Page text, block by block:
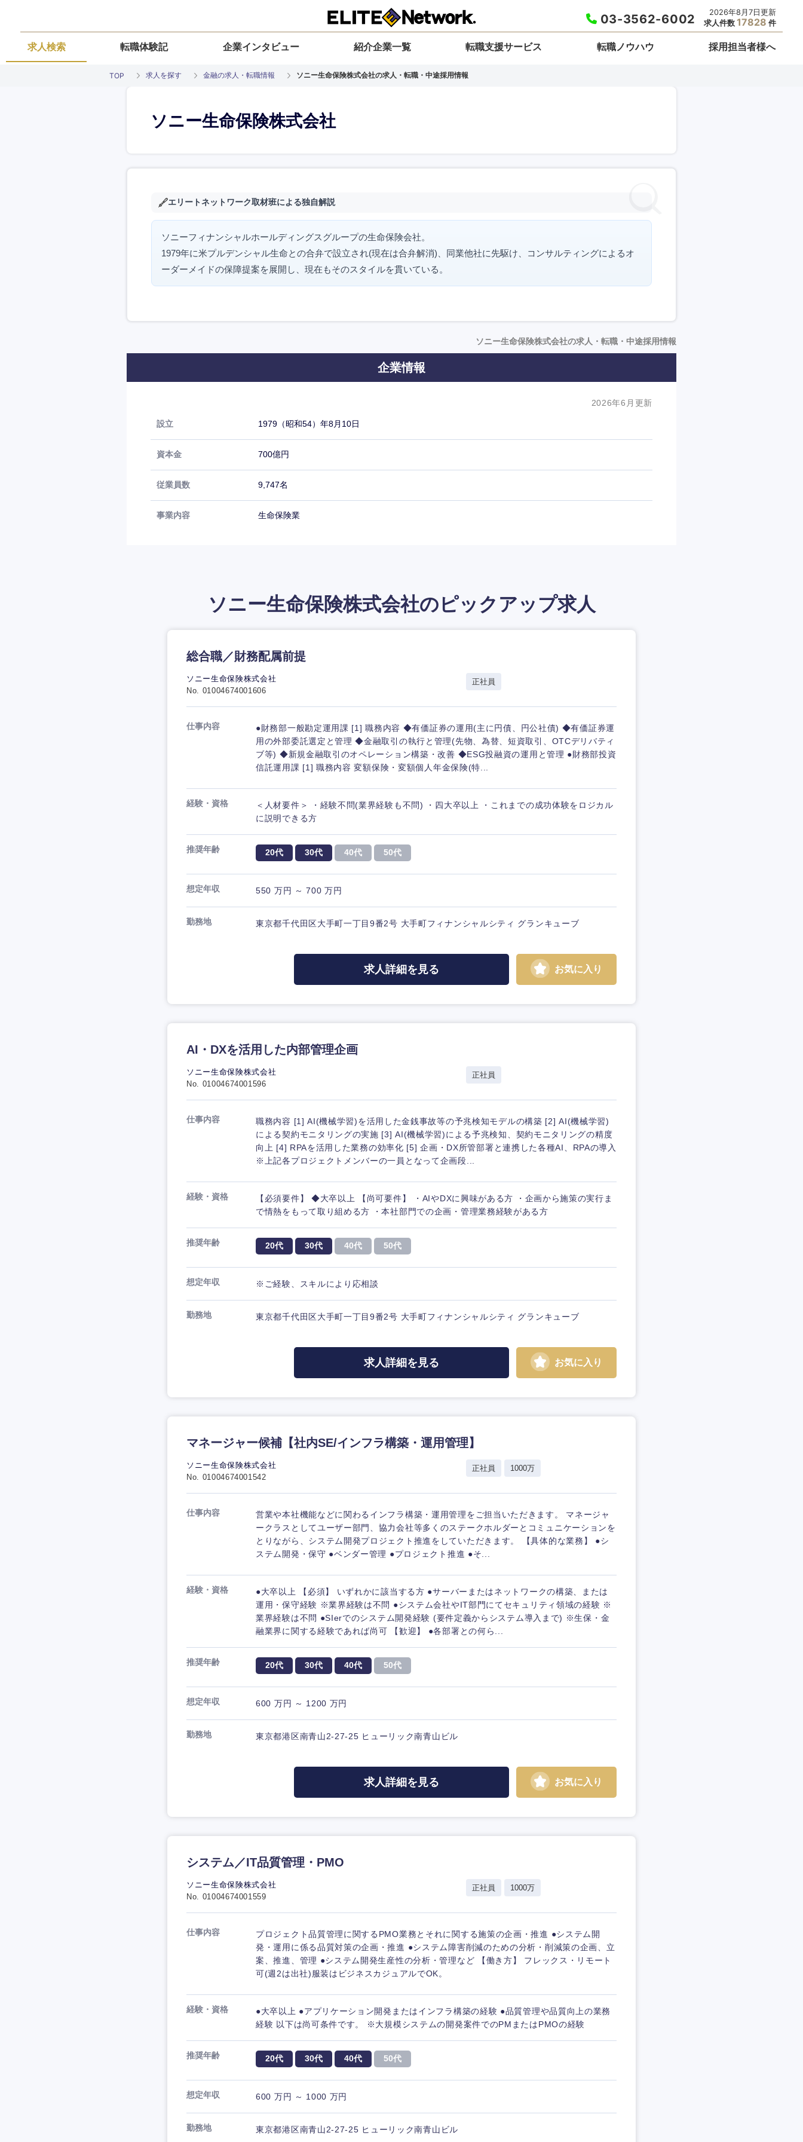
2026年8月7日更新
求人件数 17828 件
03-3562-6002
求人検索 転職体験記 企業インタビュー 紹介企業一覧 転職支援サービス 転職ノウハウ 採用担当者様へ
TOP 求人を探す 金融の求人・転職情報 ソニー生命保険株式会社の求人・転職・中途採用情報
ソニー生命保険株式会社
エリートネットワーク取材班による独自解説
ソニーフィナンシャルホールディングスグループの生命保険会社。
1979年に米プルデンシャル生命との合弁で設立され(現在は合弁解消)、同業他社に先駆け、コンサルティングによるオ
ーダーメイドの保障提案を展開し、現在もそのスタイルを貫いている。
ソニー生命保険株式会社の求人・転職・中途採用情報
企業情報
2026年6月更新
設立 1979（昭和54）年8月10日
資本金 700億円
従業員数 9,747名
事業内容 生命保険業
ソニー生命保険株式会社のピックアップ求人
総合職／財務配属前提
ソニー生命保険株式会社
No. 01004674001606
正社員
仕事内容
●財務部一般勘定運用課 [1] 職務内容 ◆有価証券の運用(主に円債、円公社債) ◆有価証券運
用の外部委託選定と管理 ◆金融取引の執行と管理(先物、為替、短資取引、OTCデリバティ
ブ等) ◆新規金融取引のオペレーション構築・改善 ◆ESG投融資の運用と管理 ●財務部投資
信託運用課 [1] 職務内容 変額保険・変額個人年金保険(特...
経験・資格
＜人材要件＞ ・経験不問(業界経験も不問) ・四大卒以上 ・これまでの成功体験をロジカル
に説明できる方
推奨年齢 20代 30代 40代 50代
想定年収 550 万円 ～ 700 万円
勤務地 東京都千代田区大手町一丁目9番2号 大手町フィナンシャルシティ グランキューブ
求人詳細を見る お気に入り
AI・DXを活用した内部管理企画
ソニー生命保険株式会社
No. 01004674001596
正社員
仕事内容
職務内容 [1] AI(機械学習)を活用した金銭事故等の予兆検知モデルの構築 [2] AI(機械学習)
による契約モニタリングの実施 [3] AI(機械学習)による予兆検知、契約モニタリングの精度
向上 [4] RPAを活用した業務の効率化 [5] 企画・DX所管部署と連携した各種AI、RPAの導入
※上記各プロジェクトメンバーの一員となって企画段...
経験・資格
【必須要件】 ◆大卒以上 【尚可要件】 ・AIやDXに興味がある方 ・企画から施策の実行ま
で情熱をもって取り組める方 ・本社部門での企画・管理業務経験がある方
推奨年齢 20代 30代 40代 50代
想定年収 ※ご経験、スキルにより応相談
勤務地 東京都千代田区大手町一丁目9番2号 大手町フィナンシャルシティ グランキューブ
求人詳細を見る お気に入り
マネージャー候補【社内SE/インフラ構築・運用管理】
ソニー生命保険株式会社
No. 01004674001542
正社員 1000万
仕事内容
営業や本社機能などに関わるインフラ構築・運用管理をご担当いただきます。 マネージャ
ークラスとしてユーザー部門、協力会社等多くのステークホルダーとコミュニケーションを
とりながら、システム開発プロジェクト推進をしていただきます。 【具体的な業務】 ●シ
ステム開発・保守 ●ベンダー管理 ●プロジェクト推進 ●そ...
経験・資格
●大卒以上 【必須】 いずれかに該当する方 ●サーバーまたはネットワークの構築、または
運用・保守経験 ※業界経験は不問 ●システム会社やIT部門にてセキュリティ領域の経験 ※
業界経験は不問 ●SIerでのシステム開発経験 (要件定義からシステム導入まで) ※生保・金
融業界に関する経験であれば尚可 【歓迎】 ●各部署との何ら...
推奨年齢 20代 30代 40代 50代
想定年収 600 万円 ～ 1200 万円
勤務地 東京都港区南青山2-27-25 ヒューリック南青山ビル
求人詳細を見る お気に入り
システム／IT品質管理・PMO
ソニー生命保険株式会社
No. 01004674001559
正社員 1000万
仕事内容
プロジェクト品質管理に関するPMO業務とそれに関する施策の企画・推進 ●システム開
発・運用に係る品質対策の企画・推進 ●システム障害削減のための分析・削減策の企画、立
案、推進、管理 ●システム開発生産性の分析・管理など 【働き方】 フレックス・リモート
可(週2は出社)服装はビジネスカジュアルでOK。
経験・資格
●大卒以上 ●アプリケーション開発またはインフラ構築の経験 ●品質管理や品質向上の業務
経験 以下は尚可条件です。 ※大規模システムの開発案件でのPMまたはPMOの経験
推奨年齢 20代 30代 40代 50代
想定年収 600 万円 ～ 1000 万円
勤務地 東京都港区南青山2-27-25 ヒューリック南青山ビル